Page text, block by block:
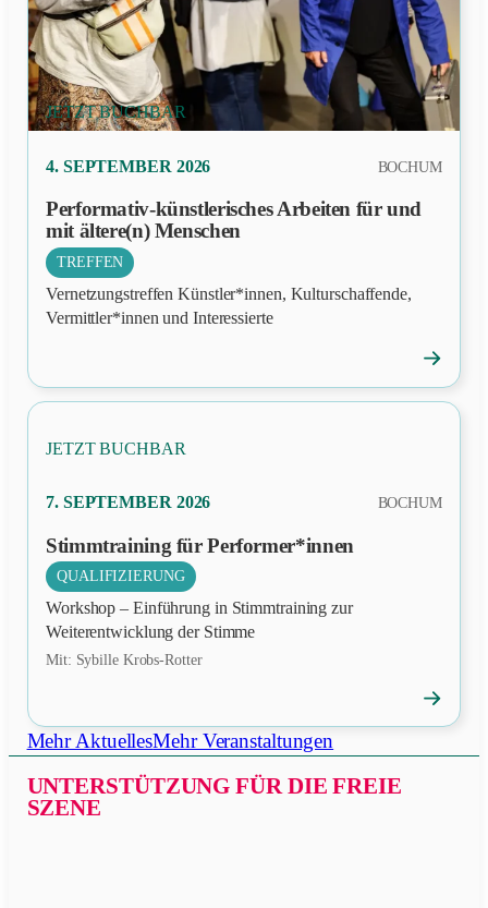
PRÄSENZ
JETZT BUCHBAR
4. SEPTEMBER 2026 BOCHUM
Performativ-künstlerisches Arbeiten für und
mit ältere(n) Menschen
TREFFEN
Vernetzungstreffen Künstler*innen, Kulturschaffende,
Vermittler*innen und Interessierte
öffnen
→
PRÄSENZ
JETZT BUCHBAR
7. SEPTEMBER 2026 BOCHUM
Stimmtraining für Performer*innen
QUALIFIZIERUNG
Workshop – Einführung in Stimmtraining zur
Weiterentwicklung der Stimme
Mit: Sybille Krobs-Rotter
öffnen
→
Mehr AktuellesMehr Veranstaltungen
UNTERSTÜTZUNG FÜR DIE FREIE
SZENE